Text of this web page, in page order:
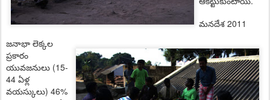
మ‌న‌దేశ 2011
జ‌నాభా లెక్క‌ల
ప్ర‌కారం
యువ‌జ‌నులు (15-
44 ఏళ్ల
వ‌య‌స్కులు) 46%